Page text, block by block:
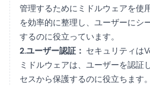
管理するためにミドルウェアを使
を効率的に整理し、ユーザーにシ
するのに役立っています。
2.ユーザー認証： セキュリティは
ミドルウェアは、ユーザーを認証
セスから保護するのに役立ちます